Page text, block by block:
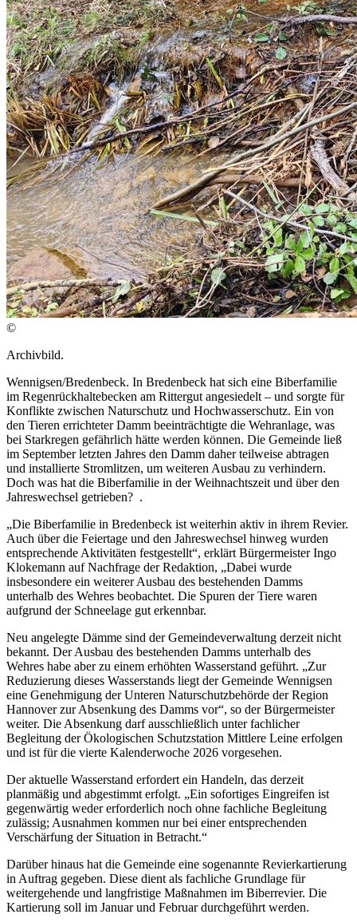
©
Archivbild.
Wennigsen/Bredenbeck. In Bredenbeck hat sich eine Biberfamilie
im Regenrückhaltebecken am Rittergut angesiedelt – und sorgte für
Konflikte zwischen Naturschutz und Hochwasserschutz. Ein von
den Tieren errichteter Damm beeinträchtigte die Wehranlage, was
bei Starkregen gefährlich hätte werden können. Die Gemeinde ließ
im September letzten Jahres den Damm daher teilweise abtragen
und installierte Stromlitzen, um weiteren Ausbau zu verhindern.
Doch was hat die Biberfamilie in der Weihnachtszeit und über den
Jahreswechsel getrieben? .
„Die Biberfamilie in Bredenbeck ist weiterhin aktiv in ihrem Revier.
Auch über die Feiertage und den Jahreswechsel hinweg wurden
entsprechende Aktivitäten festgestellt“, erklärt Bürgermeister Ingo
Klokemann auf Nachfrage der Redaktion, „Dabei wurde
insbesondere ein weiterer Ausbau des bestehenden Damms
unterhalb des Wehres beobachtet. Die Spuren der Tiere waren
aufgrund der Schneelage gut erkennbar.
Neu angelegte Dämme sind der Gemeindeverwaltung derzeit nicht
bekannt. Der Ausbau des bestehenden Damms unterhalb des
Wehres habe aber zu einem erhöhten Wasserstand geführt. „Zur
Reduzierung dieses Wasserstands liegt der Gemeinde Wennigsen
eine Genehmigung der Unteren Naturschutzbehörde der Region
Hannover zur Absenkung des Damms vor“, so der Bürgermeister
weiter. Die Absenkung darf ausschließlich unter fachlicher
Begleitung der Ökologischen Schutzstation Mittlere Leine erfolgen
und ist für die vierte Kalenderwoche 2026 vorgesehen.
Der aktuelle Wasserstand erfordert ein Handeln, das derzeit
planmäßig und abgestimmt erfolgt. „Ein sofortiges Eingreifen ist
gegenwärtig weder erforderlich noch ohne fachliche Begleitung
zulässig; Ausnahmen kommen nur bei einer entsprechenden
Verschärfung der Situation in Betracht.“
Darüber hinaus hat die Gemeinde eine sogenannte Revierkartierung
in Auftrag gegeben. Diese dient als fachliche Grundlage für
weitergehende und langfristige Maßnahmen im Biberrevier. Die
Kartierung soll im Januar und Februar durchgeführt werden.